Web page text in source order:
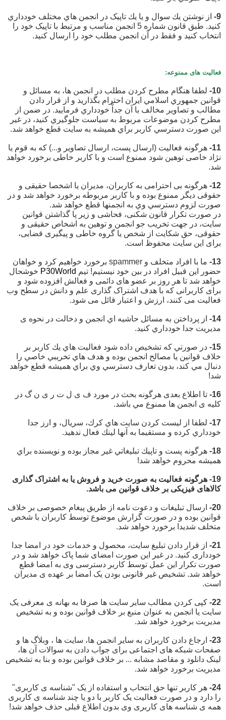
9-
از نوشتن يك سوال و يا يك تاپیک در انجمن هاي مختلف خودداري
كنيد. طبق قانون شماره 5 انجمن مناسب و مرتبط با تاپیک خود را
انتخاب كنيد و فقط در آن انجمن مطلب خود را ارسال كنيد.
فعالیت های ممنوعه:
10-
لطفا هنگام مطرح كردن مطلب در انجمن ها، به مسائل و
قوانين جمهوري اسلامي ایران احترام بگذاريد و از قرار دادن
مطالب و تصاوير مخالف با آن جداْ خودداري فرماييد. در ضمن از
مطرح کردن موضوعات مربوط به سياست جلوگيري كنيد، در غیر
این صورت دسترسي كاربر براي هميشه به سايت قطع خواهد شد.
11- هرگونه فعالیت (ارسال پست، ارسال تصاویر و...) که به قوم یا
نژاد خاصی توهین شود ممنوع است و با کاربر خاطی برخورد خواهد
شد.
12- هرگونه بی احترامی به کاربران، مدیران یا اشخصا حقیقی و
حقوقی دیگر ممنوع بوده و با كاربر مربوطه برخورد خواهد شد و در
صورت لزوم دسترسي وي به انجمنها قطع خواهد شد.
در صورت تکرار قانون شکنی، فحاشی و زیر پا گذاشتن قوانین
سایت، در جهت تخریب جو انجمن و توهین به اشخاص حقیقی و
حقوقی، حق شکایت از شخص یا گروه خاطی و پیگیری قضایی،
برای این سایت محفوظ است.
13-
ما با افراد متخلف و spammer برخورد خواهیم کرد و خواهان
حضور این قبیل افراد در بین خود نیستیم! تیم P30World خوشحال
خواهد شد تا هر روز بر عضو های دائمی و فعالش افزوده شود و
برای کاربرانی که با هدف اشتراک گذاری علم و دانش در سطح وب
فعالیت می کنند، ارزش و اعتبار قائل می شود.
14-
از پرداختن به مسائل حاشيه اي انجمن و دخالت در نحوه ی
مديريت جدا خودداري كنيد.
15- در صورتي كه تشخيص داده شود فعاليت هاي يك كاربر بر
خلاف قوانين يا مصالح انجمن بوده و هدف هاي تخريبي خاصي را
دنبال مي كند، بدون تعارف دسترسي وي براي هميشه قطع خواهد
شد!
16- تا اطلاع بعدی هرگونه بحث در مورد ف ی ل ت ر ی ن گ در
كليه ی انجمن ها ممنوع مي باشد.
17-
لطفا از ليست كردن سايت هاي كرك، سريال، و ارز جدا
خودداري كرده و مستقيما به آنها لينك فعال ندهيد.
18- هرگونه پست و تاپيك تبليغاتي غير مجاز بوده و نويسنده براي
هميشه محروم خواهد شد!
19- هرگونه فعالیت به صورت خرید و فروش یا به اشتراک گذاری
کالاهای فیزیکی بر خلاف قوانین می باشد.
20-
ارسال تبلیغات و دعوت نامه از طریق پیغام خصوصی بر خلاف
قوانین بوده و در صورت گزارش موضوع توسط کاربران با شخص
متخلف شدیدا برخورد خواهد شد.
21-
از قرار دادن تبلیغ سایت، محصول و خدمات خود در امضا جدا
خودداری کنید. در غیر این صورت امضای شما پاک خواهد شد و در
صورت تکرار این عمل توسط کاربر دسترسی وی به امضا قطع
خواهد شد. تشخیص غیر قانونی بودن یک امضا بر عهده ی مدیران
است.
22- کپی کردن مطالب سایر سایت ها صرفا به بهانه ی معرفی یک
سایت یا انجمن به عنوان منبع بر خلاف قوانین بوده و به تشخیص
مدیریت برخورد خواهد شد.
23-
ارجاع دادن کاربران به سایر انجمن ها، سایت ها ، وبلاگ ها و
صفحات شبکه های اجتماعی برای جواب دادن به سوالات آن ها،
لینک دانلود و مقاصد مشابه ... بر خلاف قوانین بوده و بنا به تشخیص
مدیریت برخورد خواهد شد.
24- هر کاربر تنها حق انتخاب و استفاده از یک "شناسه ی کاربری"
را دارد و در صورت فعالیت یک کاربر با دو یا چند شناسه ی کاربری
همه ی شناسه های کاربری وی بدون اطلاع قبلی حذف خواهد شد!